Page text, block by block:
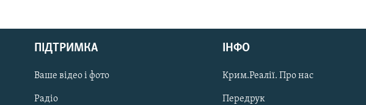
Русский
Qırımtatar
ДОЛУЧАЙСЯ!
ПІДТРИМКА
Ваше відео і фото
Радіо
ІНФО
Крим.Реалії. Про нас
Передрук